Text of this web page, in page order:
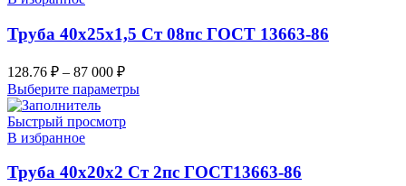
Труба 40х25х1,5 Ст 08пс ГОСТ 13663-86
128.76 ₽ – 87 000 ₽
Выберите параметры
Быстрый просмотр
В избранное
Труба 40х20х2 Ст 2пс ГОСТ13663-86